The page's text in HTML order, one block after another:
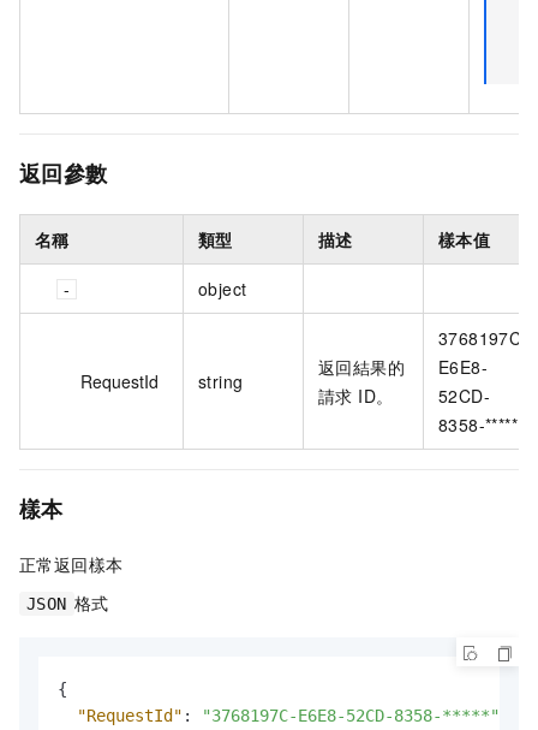
返回參數
名稱 類型 描述 樣本值
object
RequestId string
返回結果的
請求 ID。
3768197C-
E6E8-
52CD-
8358-*****
樣本
正常返回樣本
JSON 格式
{
"RequestId" : "3768197C-E6E8-52CD-8358-*****"